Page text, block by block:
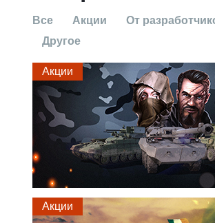
Все Акции От
Другое
Акции
Акции